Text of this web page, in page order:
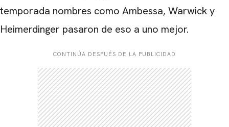
temporada nombres como Ambessa, Warwick y
Heimerdinger pasaron de eso a uno mejor.
CONTINÚA DESPUÉS DE LA PUBLICIDAD